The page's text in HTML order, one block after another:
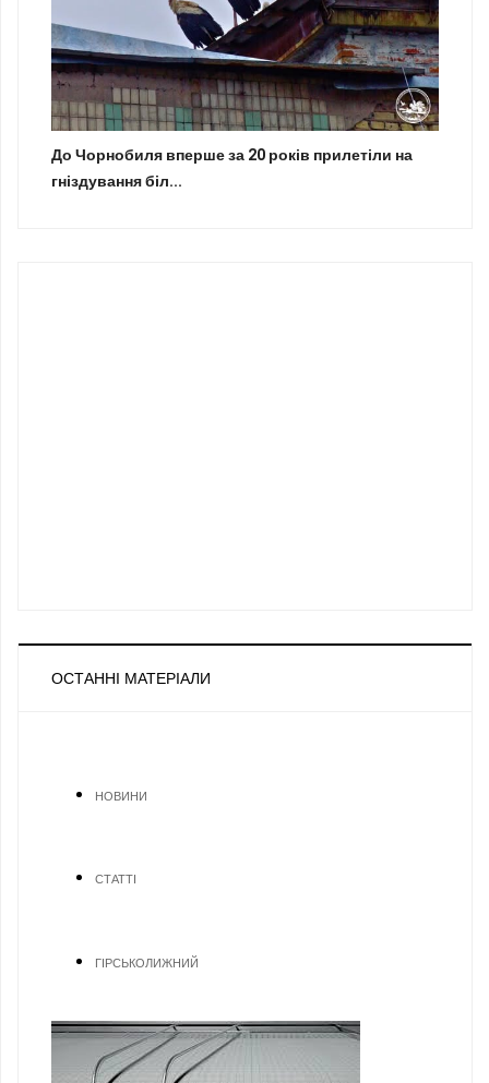
До Чорнобиля вперше за 20 років прилетіли на
гніздування біл...
ОСТАННІ МАТЕРІАЛИ
НОВИНИ
СТАТТІ
ГІРСЬКОЛИЖНИЙ